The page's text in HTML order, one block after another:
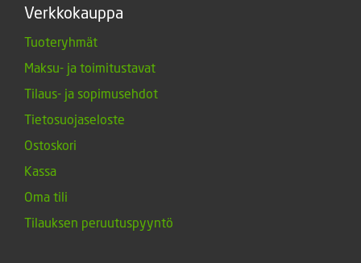
Verkkokauppa
Tuoteryhmät
Maksu- ja toimitustavat
Tilaus- ja sopimusehdot
Tietosuojaseloste
Ostoskori
Kassa
Oma tili
Tilauksen peruutuspyyntö